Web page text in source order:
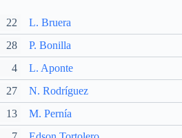
22 L. Bruera
28 P. Bonilla
4 L. Aponte
27 N. Rodríguez
13 M. Pernía